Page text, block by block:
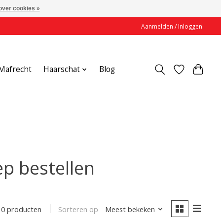
Aanmelden / Inloggen
Haarschat Blog
bestellen
0 producten Sorteren op Meest bekeken
cookies »